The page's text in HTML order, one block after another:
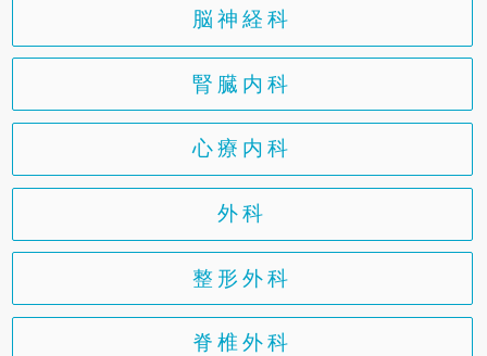
脳神経科
腎臓内科
心療内科
外科
整形外科
脊椎外科